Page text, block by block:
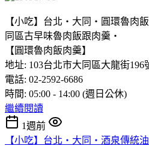
【小吃】台北‧大同‧圓環魯肉
同區古早味魯肉飯跟肉羹‧
【圓環魯肉飯肉羹】
地址: 103台北市大同區大龍街196
電話: 02-2592-6686
時間: 05:00 - 14:00 (週日公休)
繼續閱讀
1週前
【小吃】台北‧大同‧酒泉傳統